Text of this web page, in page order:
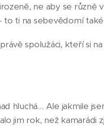
ne aby se různě
to ti na sebevědomí
spolužáci, kteří si
hluchá… Ale jakmile
jim rok, než kamarádi